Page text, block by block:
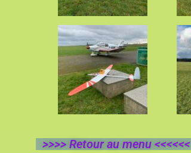
>>>> Retour au menu <<<<<<